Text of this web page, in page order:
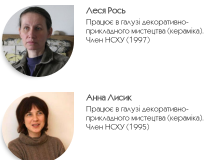
Леся Рось
Працює в галузі декоративно-
прикладного мистецтва (кераміка).
Член НСХУ (1997)
Анна Лисик
Працює в галузі декоративно-
прикладного мистецтва (кераміка).
Член НСХУ (1995)